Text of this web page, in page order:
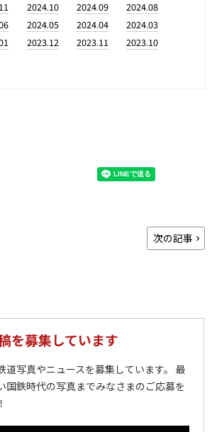
2024.10 2024.09
2024.08
2024.05 2024.04
2024.03
2023.12 2023.11
2023.10
次の記事
を募集しています
道写真やニュースを募集しています。 最
国鉄時代の写真までみなさまのご応募を